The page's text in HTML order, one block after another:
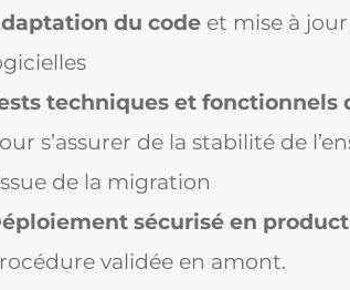
du codeet mise à
techniques et fonctionnels
s’assurer de la stabilité de
de la migration
sécurisé en
validée en amont.